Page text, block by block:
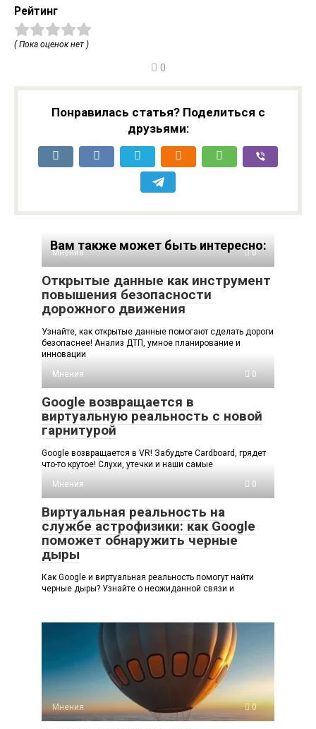
Рейтинг
( Пока оценок нет )
0
Понравилась статья? Поделиться с
друзьями:
Вам также может быть интересно:
Мнения 0
Открытые данные как инструмент
повышения безопасности
дорожного движения
Узнайте, как открытые данные помогают сделать дороги
безопаснее! Анализ ДТП, умное планирование и
инновации
Мнения
0
Google возвращается в
виртуальную реальность с новой
гарнитурой
Google возвращается в VR! Забудьте Cardboard, грядет
что-то крутое! Слухи, утечки и наши самые
Мнения
0
Виртуальная реальность на
службе астрофизики: как Google
поможет обнаружить черные
дыры
Как Google и виртуальная реальность помогут найти
черные дыры? Узнайте о неожиданной связи и
Мнения 0